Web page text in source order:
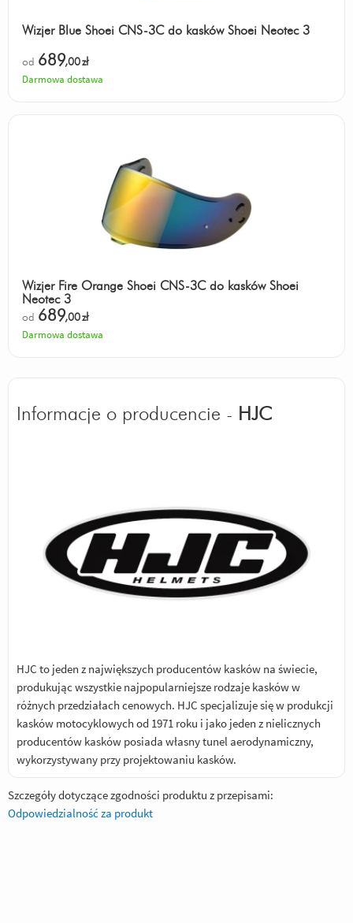
Wizjer Blue Shoei CNS-3C do kasków Shoei Neotec 3
od 689,00zł
Darmowa dostawa
Wizjer Fire Orange Shoei CNS-3C do kasków Shoei
Neotec 3
od 689,00zł
Darmowa dostawa
Informacje o producencie - HJC
HJC to jeden z największych producentów kasków na świecie,
produkując wszystkie najpopularniejsze rodzaje kasków w
różnych przedziałach cenowych. HJC specjalizuje się w produkcji
kasków motocyklowych od 1971 roku i jako jeden z nielicznych
producentów kasków posiada własny tunel aerodynamiczny,
wykorzystywany przy projektowaniu kasków.
Szczegóły dotyczące zgodności produktu z przepisami:
Odpowiedzialność za produkt